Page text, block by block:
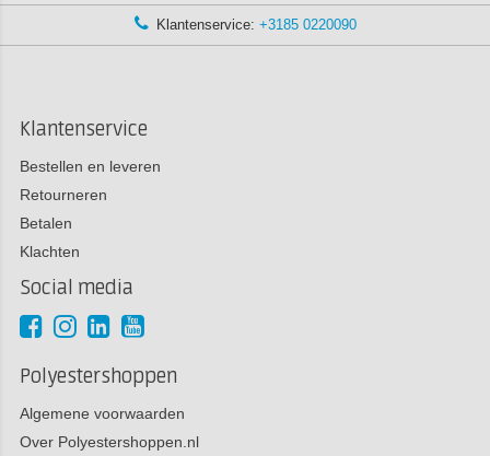
Klantenservice: +3185 0220090
Klantenservice
Bestellen en leveren
Retourneren
Betalen
Klachten
Social media
Polyestershoppen
Algemene voorwaarden
Over Polyestershoppen.nl